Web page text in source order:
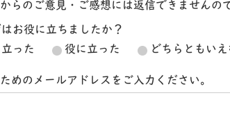
らのご意見・ご感想には返信できませんの
お役に立ちましたか？
った
役に立った どちらともいえ
めのメールアドレスをご入力ください。